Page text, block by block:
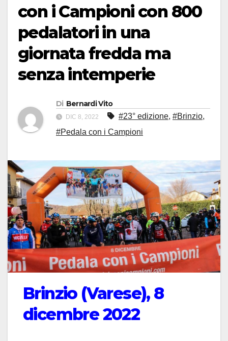
con i Campioni con 800
pedalatori in una
giornata fredda ma
senza intemperie
Di Bernardi Vito
DIC 8, 2022 #23° edizione, #Brinzio,
#Pedala con i Campioni
Brinzio (Varese), 8
dicembre 2022